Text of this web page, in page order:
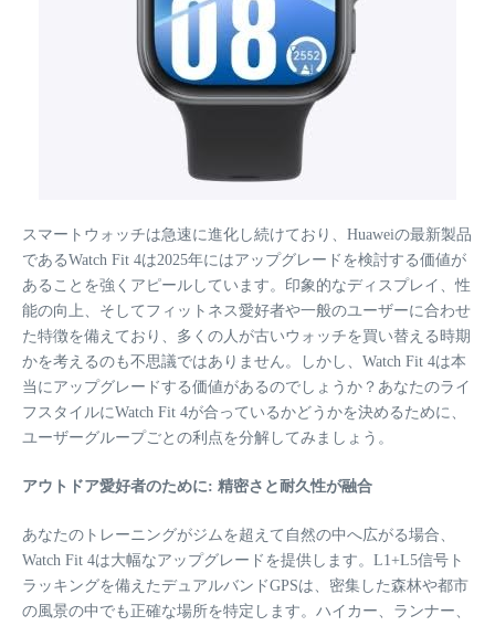
スマートウォッチは急速に進化し続けており、Huaweiの最新製品
であるWatch Fit 4は2025年にはアップグレードを検討する価値が
あることを強くアピールしています。印象的なディスプレイ、性
能の向上、そしてフィットネス愛好者や一般のユーザーに合わせ
た特徴を備えており、多くの人が古いウォッチを買い替える時期
かを考えるのも不思議ではありません。しかし、Watch Fit 4は本
当にアップグレードする価値があるのでしょうか？あなたのライ
フスタイルにWatch Fit 4が合っているかどうかを決めるために、
ユーザーグループごとの利点を分解してみましょう。
アウトドア愛好者のために: 精密さと耐久性が融合
あなたのトレーニングがジムを超えて自然の中へ広がる場合、
Watch Fit 4は大幅なアップグレードを提供します。L1+L5信号ト
ラッキングを備えたデュアルバンドGPSは、密集した森林や都市
の風景の中でも正確な場所を特定します。ハイカー、ランナー、